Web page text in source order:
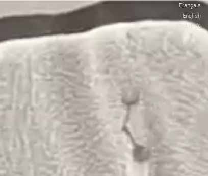
Français
English
简体中文